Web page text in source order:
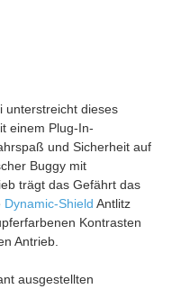
unterstreicht dieses
einem Plug-In-
und Sicherheit auf
Buggy mit
trägt das Gefährt das
Dynamic-Shield Antlitz
Kontrasten
Antrieb.
ausgestellten